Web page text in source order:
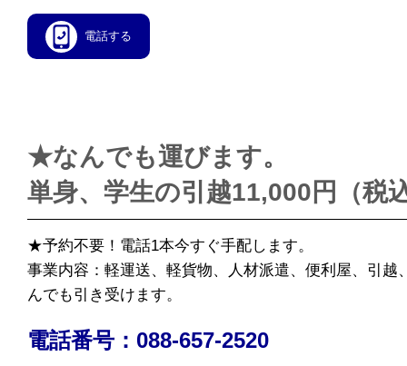
電話する
★なんでも運びます。
単身、学生の引越11,000円（税
★予約不要！電話1本今すぐ手配します。
事業内容：軽運送、軽貨物、人材派遣、便利屋、引
んでも引き受けます。
電話番号：088-657-2520